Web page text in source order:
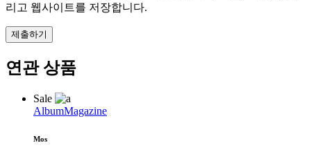
리고 웹사이트를 저장합니다.
제출하기
연관 상품
Sale
AlbumMagazine
Mos